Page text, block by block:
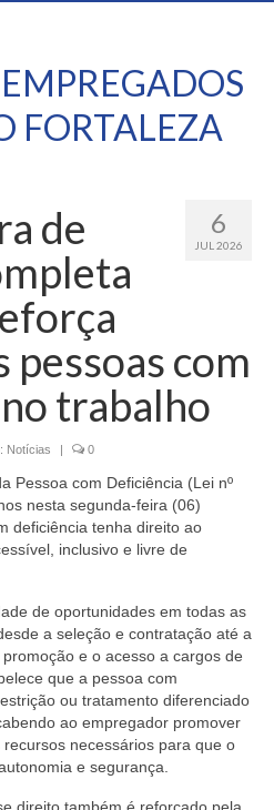
FORTALEZA
6
JUL 2026
de
pessoas com
trabalho
Notícias | 0
Pessoa com Deficiência (Lei nº
nesta segunda-feira (06)
deficiência tenha direito ao
inclusivo e livre de
de oportunidades em todas as
a seleção e contratação até a
e o acesso a cargos de
que a pessoa com
ou tratamento diferenciado
ao empregador promover
necessários para que o
e segurança.